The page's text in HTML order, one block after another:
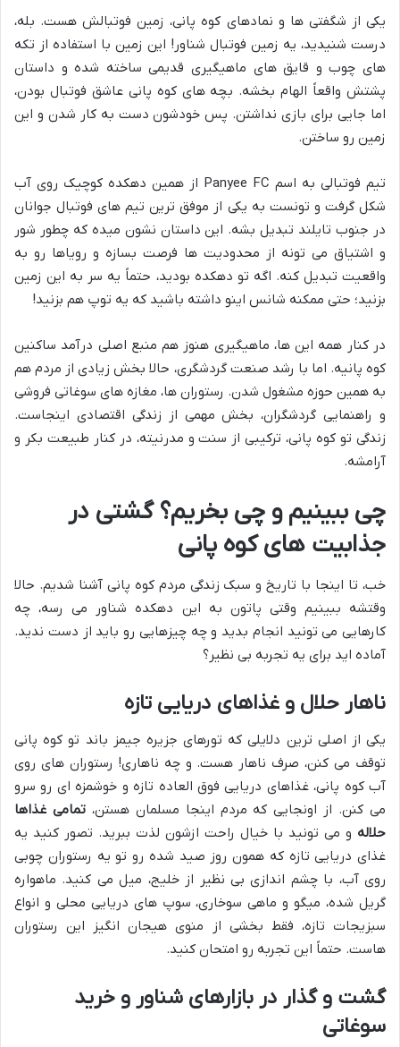
یکی از شگفتی ها و نمادهای کوه پانی، زمین فوتبالش هست. بله،
درست شنیدید، یه زمین فوتبال شناور! این زمین با استفاده از تکه
های چوب و قایق های ماهیگیری قدیمی ساخته شده و داستان
پشتش واقعاً الهام بخشه. بچه های کوه پانی عاشق فوتبال بودن،
اما جایی برای بازی نداشتن. پس خودشون دست به کار شدن و این
زمین رو ساختن.
تیم فوتبالی به اسم Panyee FC از همین دهکده کوچیک روی آب
شکل گرفت و تونست به یکی از موفق ترین تیم های فوتبال جوانان
در جنوب تایلند تبدیل بشه. این داستان نشون میده که چطور شور
و اشتیاق می تونه از محدودیت ها فرصت بسازه و رویاها رو به
واقعیت تبدیل کنه. اگه تو دهکده بودید، حتماً یه سر به این زمین
بزنید؛ حتی ممکنه شانس اینو داشته باشید که یه توپ هم بزنید!
در کنار همه این ها، ماهیگیری هنوز هم منبع اصلی درآمد ساکنین
کوه پانیه. اما با رشد صنعت گردشگری، حالا بخش زیادی از مردم هم
به همین حوزه مشغول شدن. رستوران ها، مغازه های سوغاتی فروشی
و راهنمایی گردشگران، بخش مهمی از زندگی اقتصادی اینجاست.
زندگی تو کوه پانی، ترکیبی از سنت و مدرنیته، در کنار طبیعت بکر و
آرامشه.
چی ببینیم و چی بخریم؟ گشتی در
جذابیت های کوه پانی
خب، تا اینجا با تاریخ و سبک زندگی مردم کوه پانی آشنا شدیم. حالا
وقتشه ببینیم وقتی پاتون به این دهکده شناور می رسه، چه
کارهایی می تونید انجام بدید و چه چیزهایی رو باید از دست ندید.
آماده اید برای یه تجربه بی نظیر؟
ناهار حلال و غذاهای دریایی تازه
یکی از اصلی ترین دلایلی که تورهای جزیره جیمز باند تو کوه پانی
توقف می کنن، صرف ناهار هست. و چه ناهاری! رستوران های روی
آب کوه پانی، غذاهای دریایی فوق العاده تازه و خوشمزه ای رو سرو
می کنن. از اونجایی که مردم اینجا مسلمان هستن،تمامی غذاها
حلاله و می تونید با خیال راحت ازشون لذت ببرید. تصور کنید یه
غذای دریایی تازه که همون روز صید شده رو تو یه رستوران چوبی
روی آب، با چشم اندازی بی نظیر از خلیج، میل می کنید. ماهواره
گریل شده، میگو و ماهی سوخاری، سوپ های دریایی محلی و انواع
سبزیجات تازه، فقط بخشی از منوی هیجان انگیز این رستوران
هاست. حتماً این تجربه رو امتحان کنید.
گشت و گذار در بازارهای شناور و خرید
سوغاتی